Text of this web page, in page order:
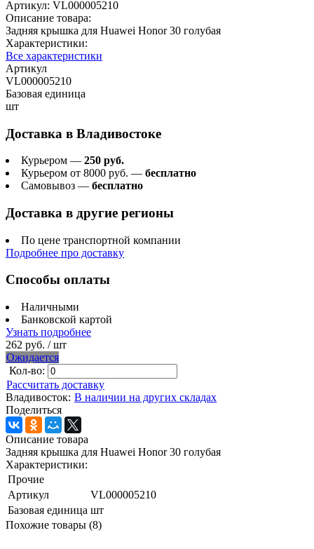
Артикул: VL000005210
Описание товара:
Задняя крышка для Huawei Honor 30 голубая
Характеристики:
Все характеристики
Артикул
VL000005210
Базовая единица
шт
Доставка в Владивостоке
Курьером — 250 руб.
Курьером от 8000 руб. — бесплатно
Самовывоз — бесплатно
Доставка в другие регионы
По цене транспортной компании
Подробнее про доставку
Способы оплаты
Наличными
Банковской картой
Узнать подробнее
262 руб. / шт
Ожидается
Кол-во:
Рассчитать доставку
Владивосток: В наличии на других складах
Поделиться
Описание товара
Задняя крышка для Huawei Honor 30 голубая
Характеристики:
Прочие
Артикул
VL000005210
Базовая единица шт
Похожие товары (8)